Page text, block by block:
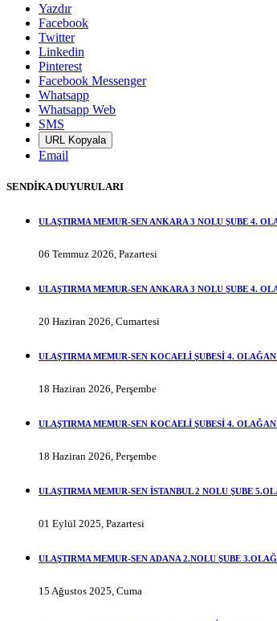
Yazdır
Facebook
Twitter
Linkedin
Pinterest
Facebook Messenger
Whatsapp
Whatsapp Web
SMS
URL Kopyala
Email
SENDİKA DUYURULARI
ULAŞTIRMA MEMUR-SEN ANKARA 3 NOLU ŞUBE 4.
06 Temmuz 2026, Pazartesi
ULAŞTIRMA MEMUR-SEN ANKARA 3 NOLU ŞUBE 4.
20 Haziran 2026, Cumartesi
ULAŞTIRMA MEMUR-SEN KOCAELİ ŞUBESİ 4.
18 Haziran 2026, Perşembe
ULAŞTIRMA MEMUR-SEN KOCAELİ ŞUBESİ 4.
18 Haziran 2026, Perşembe
ULAŞTIRMA MEMUR-SEN İSTANBUL 2 NOLU ŞUBE
01 Eylül 2025, Pazartesi
ULAŞTIRMA MEMUR-SEN ADANA 2.NOLU ŞUBE
15 Ağustos 2025, Cuma